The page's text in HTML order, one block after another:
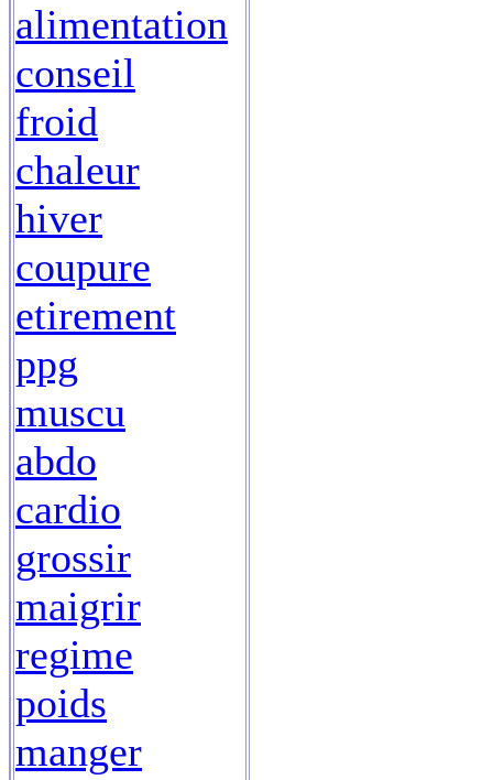
alimentation
conseil
froid
chaleur
hiver
coupure
etirement
ppg
muscu
abdo
cardio
grossir
maigrir
regime
poids
manger